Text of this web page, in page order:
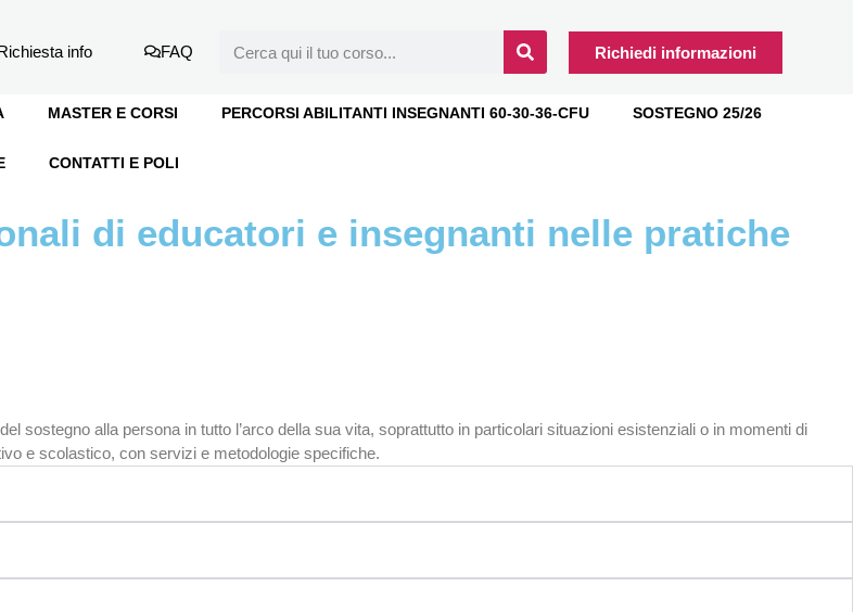
info FAQ Richiedi informazioni
MASTER E CORSI PERCORSI ABILITANTI INSEGNANTI 60-30-36-CFU SOSTEGNO 25/26
CONTATTI E POLI
di educatori e insegnanti nelle pratiche
sostegno alla persona in tutto l’arco della sua vita, soprattutto in particolari situazioni esistenziali o in momenti di
e scolastico, con servizi e metodologie specifiche.